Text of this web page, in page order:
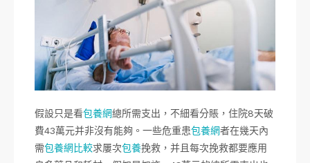
假設只是看包養網總所需支出，不細看分賬，住院8天破
費43萬元并非沒有能夠。一些危重患包養網者在幾天內
需包養網比較求屢次包養挽救，并且每次挽救都要應用